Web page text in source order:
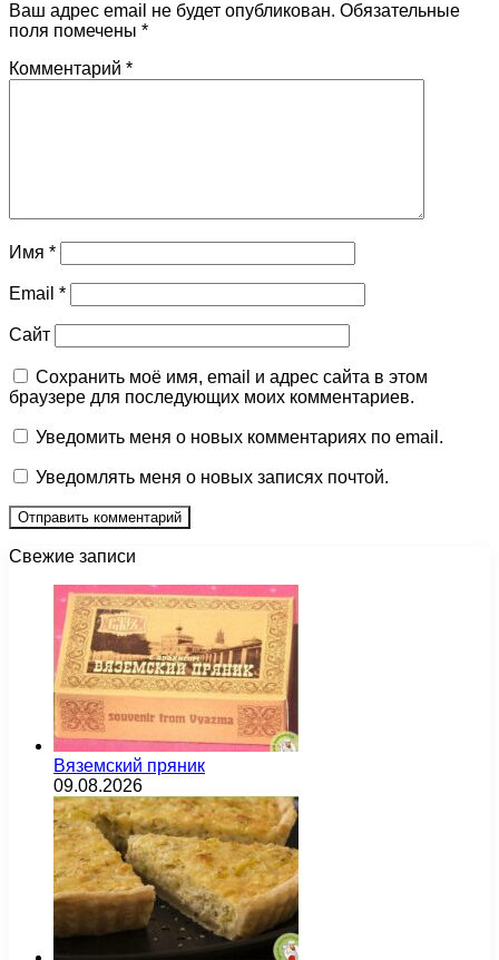
Ваш адрес email не будет опубликован. Обязательные
поля помечены *
Комментарий *
Имя *
Email *
Сайт
Сохранить моё имя, email и адрес сайта в этом
браузере для последующих моих комментариев.
Уведомить меня о новых комментариях по email.
Уведомлять меня о новых записях почтой.
Свежие записи
Вяземский пряник
09.08.2026